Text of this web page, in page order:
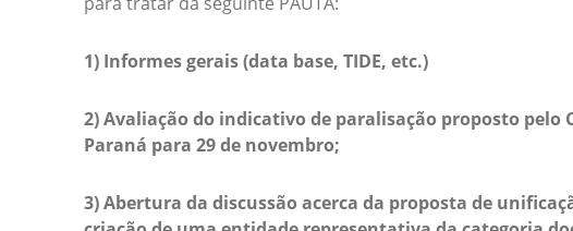
1) Informes gerais (data base, TIDE, etc.)
2) Avaliação do indicativo de paralisação proposto pelo
Paraná para 29 de novembro;
3) Abertura da discussão acerca da proposta de